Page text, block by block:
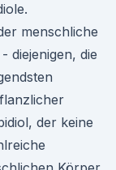
menschliche
diejenigen, die
der keine